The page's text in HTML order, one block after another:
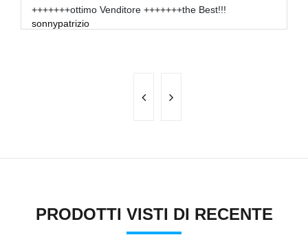
+++++++ottimo Venditore +++++++the Best!!!
sonnypatrizio
PRODOTTI VISTI DI RECENTE